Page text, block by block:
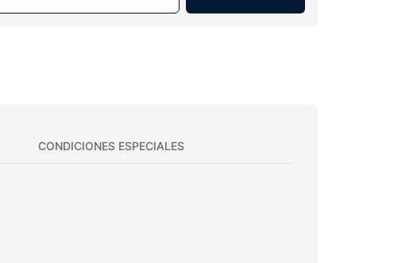
CONDICIONES ESPECIALES